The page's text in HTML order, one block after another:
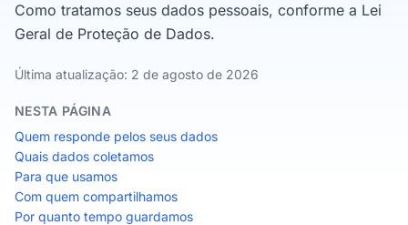
Como tratamos seus dados pessoais, conforme a Lei
Geral de Proteção de Dados.
Última atualização: 2 de agosto de 2026
NESTA PÁGINA
Quem responde pelos seus dados
Quais dados coletamos
Para que usamos
Com quem compartilhamos
Por quanto tempo guardamos